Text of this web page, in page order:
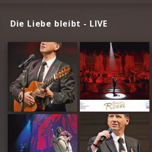
Die Liebe bleibt - LIVE